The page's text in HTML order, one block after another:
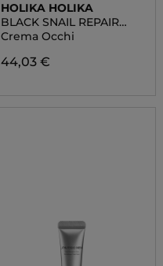
HOLIKA HOLIKA
BLACK SNAIL REPAIR
EYE CREAM
Crema Occhi
44,03 €